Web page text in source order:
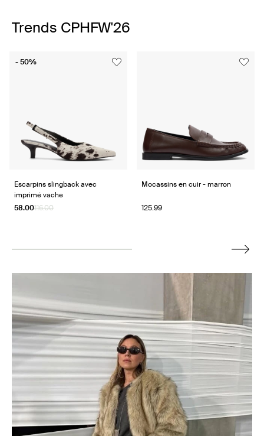
Trends CPHFW'26
Escarpins slingback avec
imprimé vache
116.00
58.00
- 50%
Mocassins en cuir - marron
125.99
Item